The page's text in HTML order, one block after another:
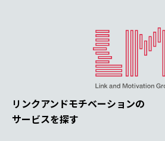
リンクアンドモチベーションの
サービスを探す